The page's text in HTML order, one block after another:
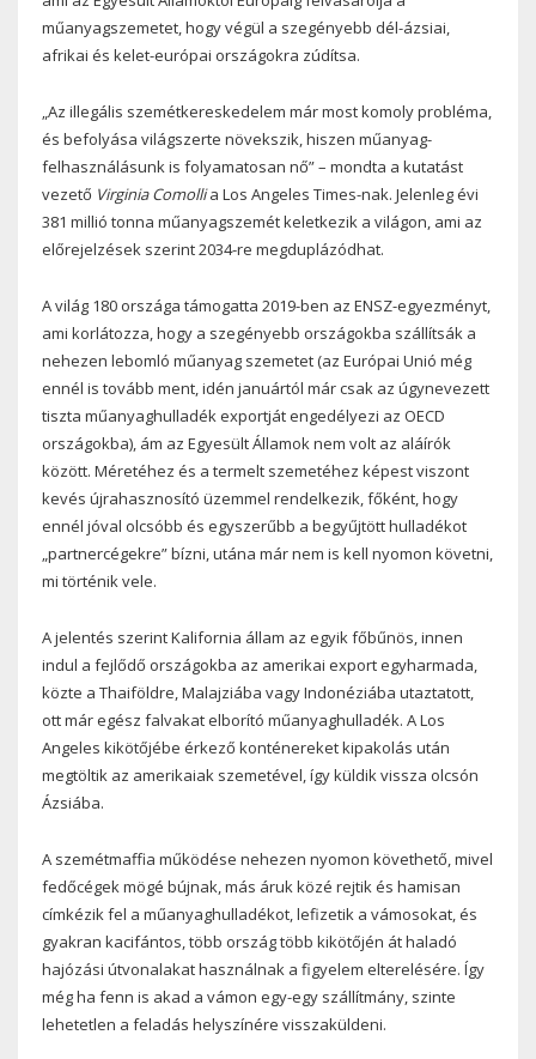
műanyagszemetet, hogy végül a szegényebb dél-ázsiai,
afrikai és kelet-európai országokra zúdítsa.
„Az illegális szemétkereskedelem már most komoly probléma,
és befolyása világszerte növekszik, hiszen műanyag-
felhasználásunk is folyamatosan nő” – mondta a kutatást
vezető Virginia Comollia Los Angeles Times-nak. Jelenleg évi
381 millió tonna műanyagszemét keletkezik a világon, ami az
előrejelzések szerint 2034-re megduplázódhat.
A világ 180 országa támogatta 2019-ben az ENSZ-egyezményt,
ami korlátozza, hogy a szegényebb országokba szállítsák a
nehezen lebomló műanyag szemetet (az Európai Unió még
ennél is tovább ment, idén januártól már csak az úgynevezett
tiszta műanyaghulladék exportját engedélyezi az OECD
országokba), ám az Egyesült Államok nem volt az aláírók
között. Méretéhez és a termelt szemetéhez képest viszont
kevés újrahasznosító üzemmel rendelkezik, főként, hogy
ennél jóval olcsóbb és egyszerűbb a begyűjtött hulladékot
„partnercégekre” bízni, utána már nem is kell nyomon követni,
mi történik vele.
A jelentés szerint Kalifornia állam az egyik főbűnös, innen
indul a fejlődő országokba az amerikai export egyharmada,
közte a Thaiföldre, Malajziába vagy Indonéziába utaztatott,
ott már egész falvakat elborító műanyaghulladék. A Los
Angeles kikötőjébe érkező konténereket kipakolás után
megtöltik az amerikaiak szemetével, így küldik vissza olcsón
Ázsiába.
A szemétmaffia működése nehezen nyomon követhető, mivel
fedőcégek mögé bújnak, más áruk közé rejtik és hamisan
címkézik fel a műanyaghulladékot, lefizetik a vámosokat, és
gyakran kacifántos, több ország több kikötőjén át haladó
hajózási útvonalakat használnak a figyelem elterelésére. Így
még ha fenn is akad a vámon egy-egy szállítmány, szinte
lehetetlen a feladás helyszínére visszaküldeni.